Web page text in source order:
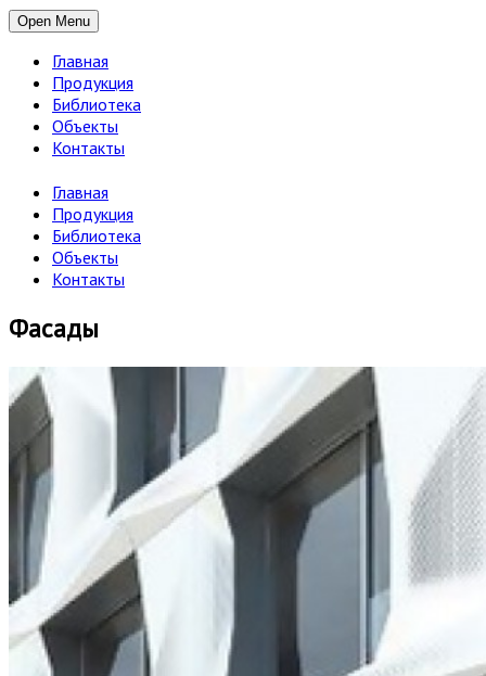
Open Menu
Главная
Продукция
Библиотека
Объекты
Контакты
Главная
Продукция
Библиотека
Объекты
Контакты
Фасады